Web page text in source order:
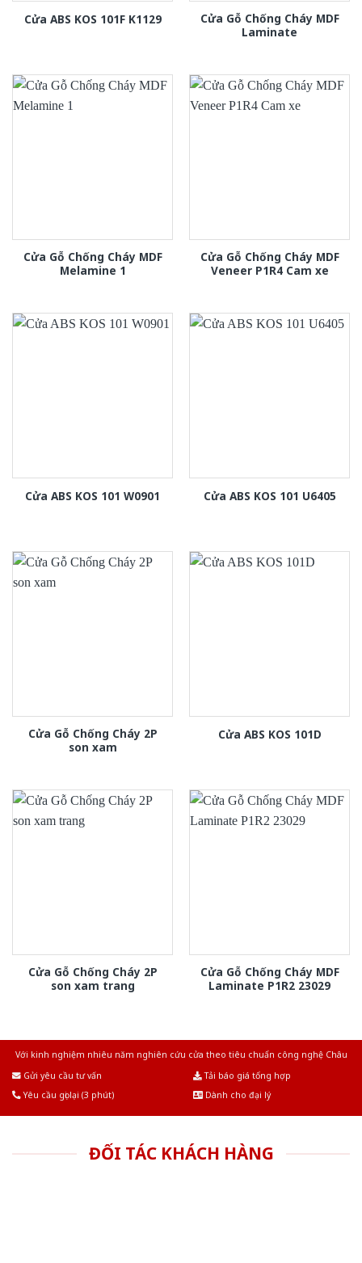
Cửa ABS KOS 101F K1129
Cửa Gỗ Chống Cháy MDF
Laminate
Cửa Gỗ Chống Cháy MDF
Melamine 1
Cửa Gỗ Chống Cháy MDF
Veneer P1R4 Cam xe
Cửa ABS KOS 101 W0901 Cửa ABS KOS 101 U6405
Cửa Gỗ Chống Cháy 2P
son xam
Cửa ABS KOS 101D
Cửa Gỗ Chống Cháy 2P
son xam trang
Cửa Gỗ Chống Cháy MDF
Laminate P1R2 23029
Với kinh nghiệm nhiêu năm nghiên cứu cửa theo tiêu chuẩn công nghệ Châu
Gửi yêu cầu tư vấn
Tải báo giá tổng hợp
Yêu cầu gọi lại (3 phút)
Dành cho đại lý
ĐỐI TÁC KHÁCH HÀNG